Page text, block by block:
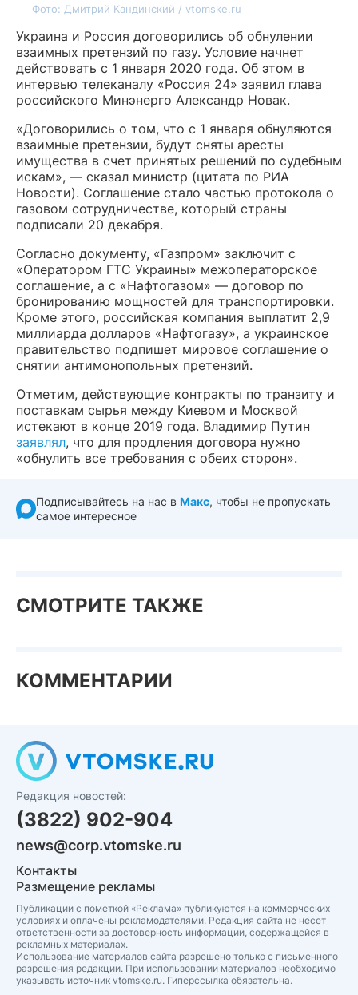
Фото: Дмитрий Кандинский / vtomske.ru
Украина и Россия договорились об обнулении
взаимных претензий по газу. Условие начнет
действовать с 1 января 2020 года. Об этом в
интервью телеканалу «Россия 24» заявил глава
российского Минэнерго Александр Новак.
«Договорились о том, что с 1 января обнуляются
взаимные претензии, будут сняты аресты
имущества в счет принятых решений по судебным
искам», — сказал министр (цитата по РИА
Новости). Соглашение стало частью протокола о
газовом сотрудничестве, который страны
подписали 20 декабря.
Согласно документу, «Газпром» заключит с
«Оператором ГТС Украины» межоператорское
соглашение, а с «Нафтогазом» — договор по
бронированию мощностей для транспортировки.
Кроме этого, российская компания выплатит 2,9
миллиарда долларов «Нафтогазу», а украинское
правительство подпишет мировое соглашение о
снятии антимонопольных претензий.
Отметим, действующие контракты по транзиту и
поставкам сырья между Киевом и Москвой
истекают в конце 2019 года. Владимир Путин
заявлял, что для продления договора нужно
«обнулить все требования с обеих сторон».
Подписывайтесь на нас в Макс, чтобы не пропускать
самое интересное
СМОТРИТЕ ТАКЖЕ
КОММЕНТАРИИ
Редакция новостей:
(3822) 902-904
news@corp.vtomske.ru
Контакты
Размещение рекламы
Публикации с пометкой «Реклама» публикуются на коммерческих
условиях и оплачены рекламодателями. Редакция сайта не несет
ответственности за достоверность информации, содержащейся в
рекламных материалах.
Использование материалов сайта разрешено только с письменного
разрешения редакции. При использовании материалов необходимо
указывать источник vtomske.ru. Гиперссылка обязательна.